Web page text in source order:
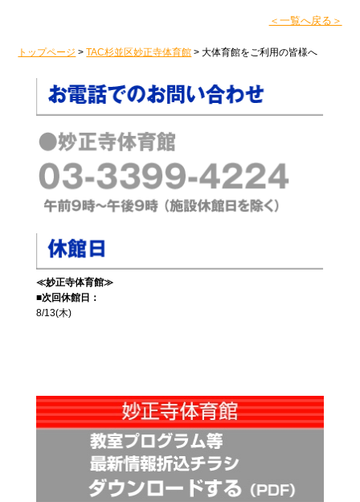
＜一覧へ戻る＞
トップページ >TAC杉並区妙正寺体育館 >大体育館をご利用の皆様へ
≪妙正寺体育館≫
■次回休館日：
8/13(木)